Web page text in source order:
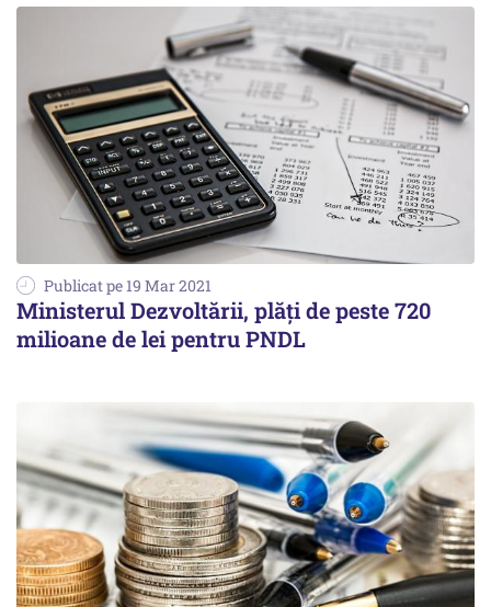
Publicat pe 19 Mar 2021
Ministerul Dezvoltării, plăţi de peste 720
milioane de lei pentru PNDL